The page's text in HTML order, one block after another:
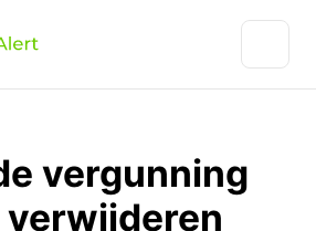
vergunning